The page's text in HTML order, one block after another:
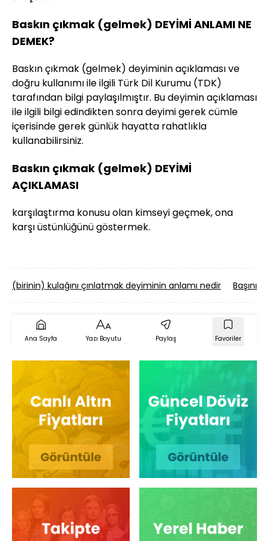
Baskın çıkmak (gelmek) DEYİMİ ANLAMI NE
DEMEK?
Baskın çıkmak (gelmek) deyiminin açıklaması ve
doğru kullanımı ile ilgili Türk Dil Kurumu (TDK)
tarafından bilgi paylaşılmıştır. Bu deyimin açıklaması
ile ilgili bilgi edindikten sonra deyimi gerek cümle
içerisinde gerek günlük hayatta rahatlıkla
kullanabilirsiniz.
Baskın çıkmak (gelmek) DEYİMİ
AÇIKLAMASI
karşılaştırma konusu olan kimseyi geçmek, ona
karşı üstünlüğünü göstermek.
(birinin) kulağını çınlatmak deyiminin anlamı nedir Başını
Ana Sayfa Yazı Boyutu Paylaş Favoriler